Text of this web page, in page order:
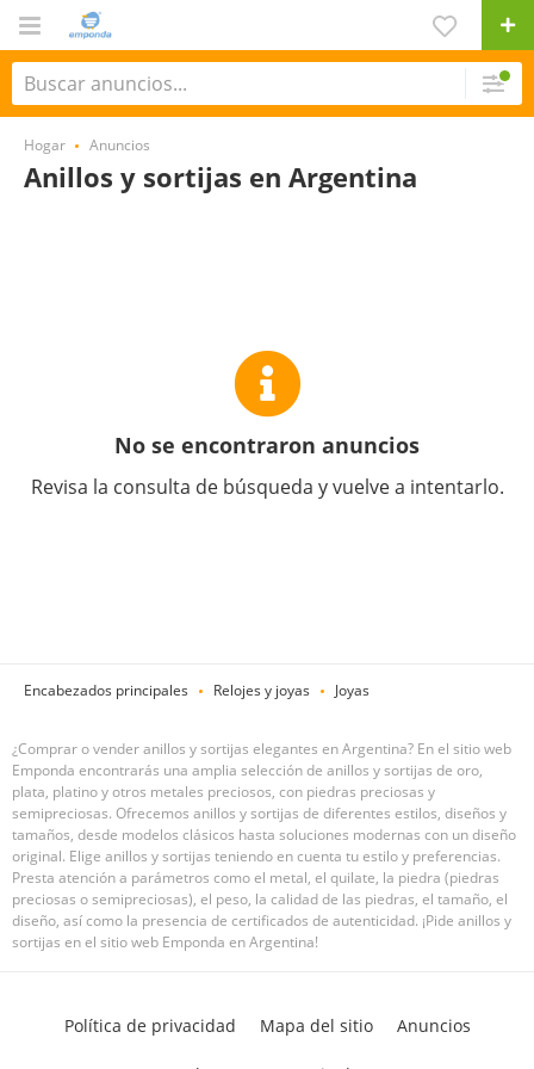
Hogar Anuncios
Anillos y sortijas en Argentina
No se encontraron anuncios
Revisa la consulta de búsqueda y vuelve a intentarlo.
Encabezados principales Relojes y joyas Joyas
¿Comprar o vender anillos y sortijas elegantes en Argentina? En el sitio web
Emponda encontrarás una amplia selección de anillos y sortijas de oro,
plata, platino y otros metales preciosos, con piedras preciosas y
semipreciosas. Ofrecemos anillos y sortijas de diferentes estilos, diseños y
tamaños, desde modelos clásicos hasta soluciones modernas con un diseño
original. Elige anillos y sortijas teniendo en cuenta tu estilo y preferencias.
Presta atención a parámetros como el metal, el quilate, la piedra (piedras
preciosas o semipreciosas), el peso, la calidad de las piedras, el tamaño, el
diseño, así como la presencia de certificados de autenticidad. ¡Pide anillos y
sortijas en el sitio web Emponda en Argentina!
Política de privacidad Mapa del sitio Anuncios